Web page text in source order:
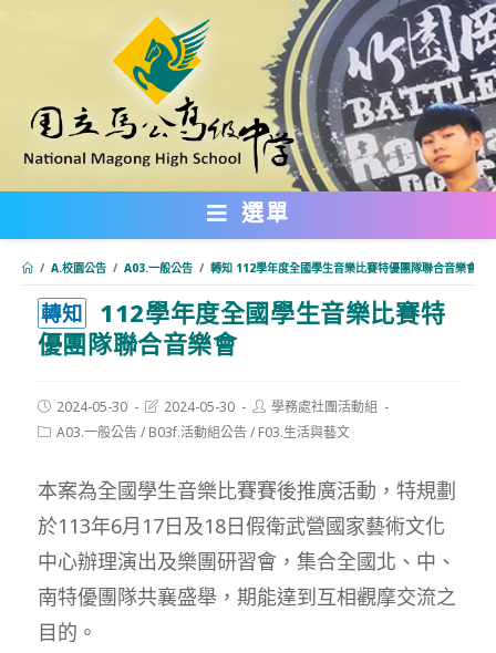
內
選單
/ A.校園公告 / A03.一般公告 / 轉知 112學年度全國學生音樂比賽特優團隊聯合音樂會
轉知
112學年度全國學生音樂比賽特
優團隊聯合音樂會
Post
published:
2024-05-30
Post
modified:
2024-05-30
Post
author:
學務處社團活動組
PostA03.一般公告/ B03f.活動組公告/ F03.生活與藝文
本案為全國學生音樂比賽賽後推廣活動，特規劃
於113年6月17日及18日假衛武營國家藝術文化
中心辦理演出及樂團研習會，集合全國北、中、
南特優團隊共襄盛舉，期能達到互相觀摩交流之
目的。